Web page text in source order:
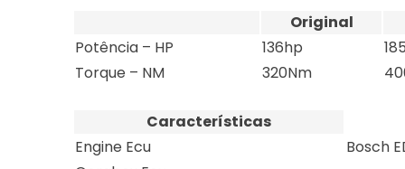
Original
Potência – HP
136hp
Torque – NM
320Nm
Características
Engine Ecu
Bosch